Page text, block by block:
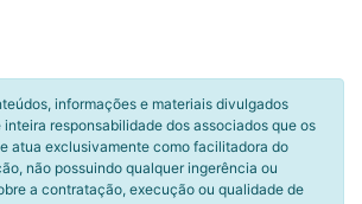
informações e materiais divulgados
inteira responsabilidade dos associados que os
atua exclusivamente como facilitadora do
não possuindo qualquer ingerência ou
a contratação, execução ou qualidade de